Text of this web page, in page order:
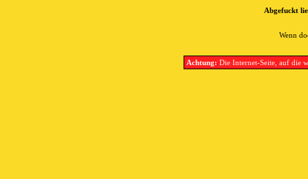
Abgefuckt
Wenn
Achtung: Die Internet-Seite, auf die